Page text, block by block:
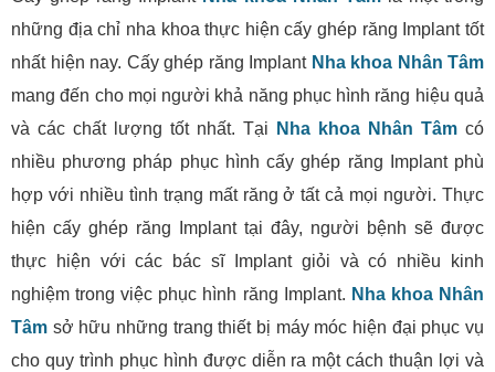
những địa chỉ nha khoa thực hiện cấy ghép răng Implant tốt
nhất hiện nay. Cấy ghép răng Implant Nha khoa Nhân Tâm
mang đến cho mọi người khả năng phục hình răng hiệu quả
và các chất lượng tốt nhất. Tại
Nha khoa Nhân Tâm có
nhiều phương pháp phục hình cấy ghép răng Implant phù
hợp với nhiều tình trạng mất răng ở tất cả mọi người. Thực
hiện cấy ghép răng Implant tại đây, người bệnh sẽ được
thực hiện với các bác sĩ Implant giỏi và có nhiều kinh
nghiệm trong việc phục hình răng Implant. Nha khoa Nhân
Tâm sở hữu những trang thiết bị máy móc hiện đại phục vụ
cho quy trình phục hình được diễn ra một cách thuận lợi và